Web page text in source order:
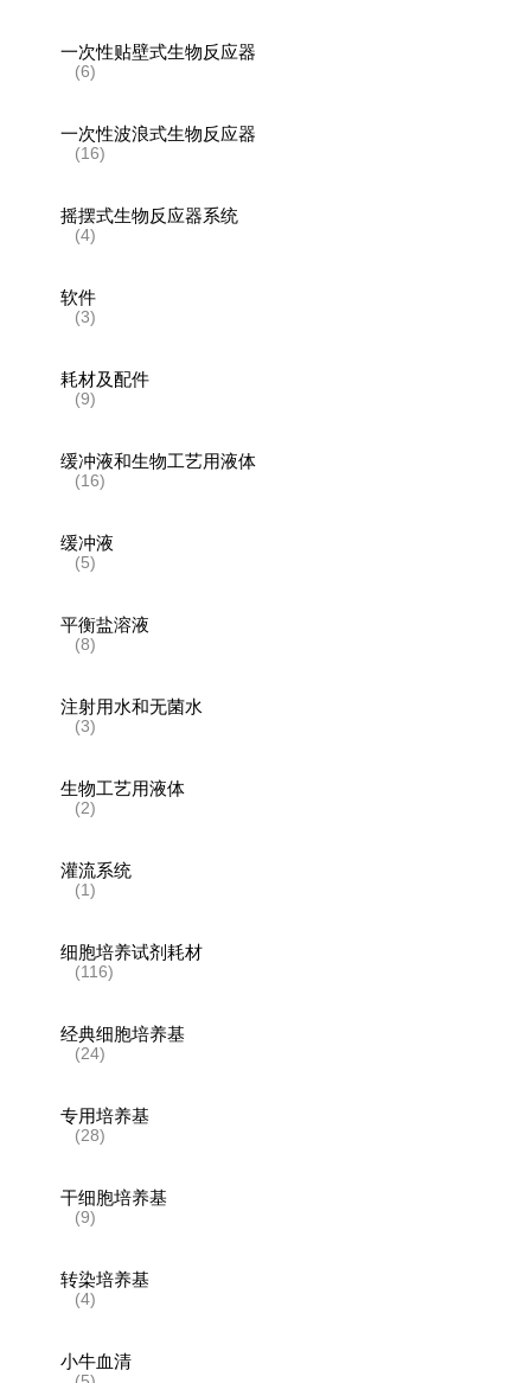
一次性贴壁式生物反应器
(6)
一次性波浪式生物反应器
(16)
摇摆式生物反应器系统
(4)
软件
(3)
耗材及配件
(9)
缓冲液和生物工艺用液体
(16)
缓冲液
(5)
平衡盐溶液
(8)
注射用水和无菌水
(3)
生物工艺用液体
(2)
灌流系统
(1)
细胞培养试剂耗材
(116)
经典细胞培养基
(24)
专用培养基
(28)
干细胞培养基
(9)
转染培养基
(4)
小牛血清